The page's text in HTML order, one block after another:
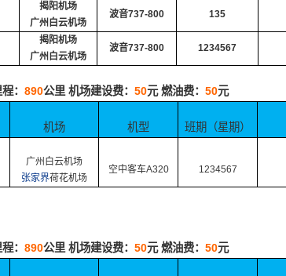
揭阳机场
广州 白云机场
波音737-800 135
揭阳机场
广州 白云机场
波音737-800 1234567
： 890公里 机场建设费： 50元 燃油费： 50元
机场 机型 班期（星期）
广州 白云机场
张家界荷花机场
空中客车A320 1234567
： 890公里 机场建设费： 50元 燃油费： 50元